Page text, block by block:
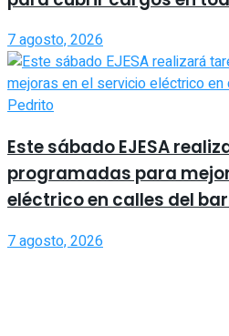
7 agosto, 2026
Este sábado EJESA
programadas para
eléctrico en calles del
7 agosto, 2026